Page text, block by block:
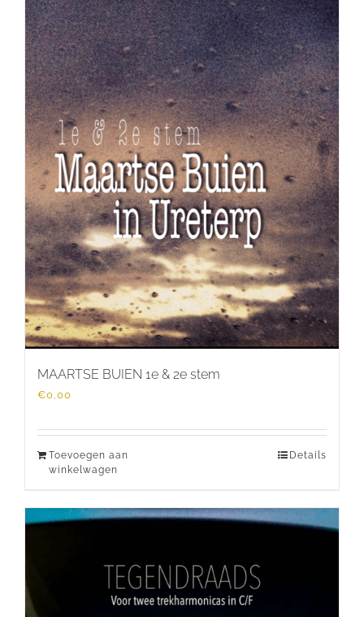
MAARTSE BUIEN 1e & 2e stem
€0,00
Toevoegen aan
winkelwagen
Details